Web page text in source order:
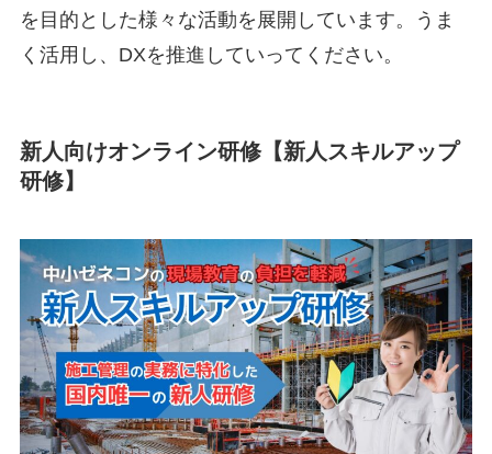
を目的とした様々な活動を展開しています。うま
く活用し、DXを推進していってください。
新人向けオンライン研修【新人スキルアップ
研修】